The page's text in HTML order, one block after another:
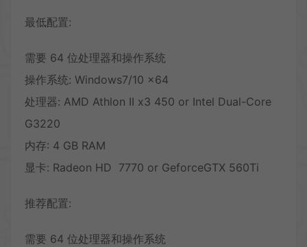
最低配置:
需要 64 位处理器和操作系统
操作系统: Windows7/10 x64
处理器: AMD Athlon II x3 450 or Intel Dual-Core
G3220
内存: 4 GB RAM
显卡: Radeon HD 7770 or GeforceGTX 560Ti
推荐配置:
需要 64 位处理器和操作系统